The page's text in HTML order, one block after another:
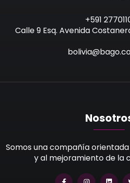
+591
Calle 9 Esq. Avenida
Somos una compañía
y al mejoramiento de la